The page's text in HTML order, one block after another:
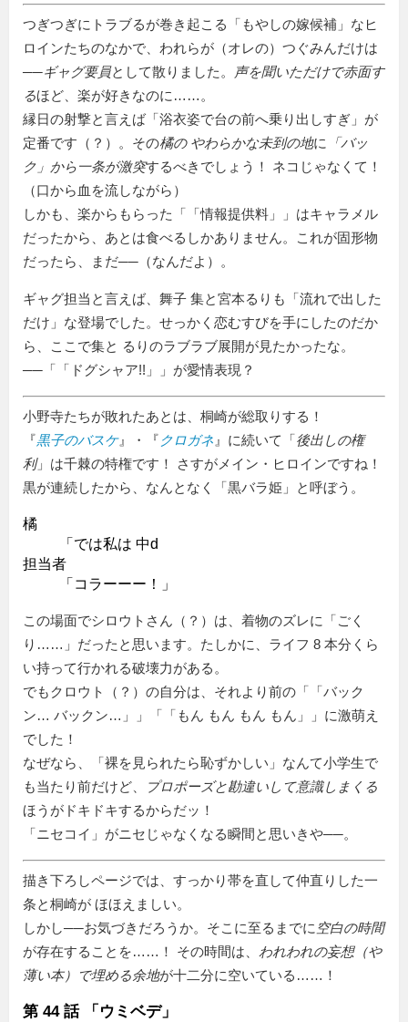
つぎつぎにトラブるが巻き起こる「もやしの嫁候補」なヒ
ロインたちのなかで、われらが（オレの）つぐみんだけは
──ギャグ要員として散りました。
声を聞いただけで赤面す
るほど、楽が好きなのに……。
縁日の射撃と言えば「浴衣姿で台の前へ乗り出しすぎ」が
定番です（？）。その橘の やわらかな未到の地に
「バッ
ク」から一条が激突するべきでしょう！ ネコじゃなくて！
（口から血を流しながら）
しかも、楽からもらった「
情報提供料
」はキャラメル
だったから、あとは食べるしかありません。これが固形物
だったら、まだ──（なんだよ）。
ギャグ担当と言えば、舞子 集と宮本るりも「流れで出した
だけ」な登場でした。せっかく恋むすびを手にしたのだか
ら、ここで集と るりのラブラブ展開が見たかったな。
──「
ドグシャア!! 」が愛情表現？
小野寺たちが敗れたあとは、桐崎が総取りする！
『黒子のバスケ』・『 クロガネ 』に続いて「後出しの権
利」は千棘の特権です！ さすがメイン・ヒロインですね！
黒が連続したから、なんとなく「黒バラ姫」と呼ぼう。
橘
「では私は 中d
担当者
「コラーーー！」
この場面でシロウトさん（？）は、着物のズレに「ごく
り……」だったと思います。たしかに、ライフ 8 本分くら
い持って行かれる破壊力がある。
でもクロウト（？）の自分は、それより前の「
バック
ン… バックン…
」「 もん もん もん もん
」に激萌え
でした！
なぜなら、「裸を見られたら恥ずかしい」なんて小学生で
も当たり前だけど、
プロポーズと勘違いして意識しまくる
ほうがドキドキするからだッ！
「ニセコイ」がニセじゃなくなる瞬間と思いきや──。
描き下ろしページでは、すっかり帯を直して仲直りした一
条と桐崎が ほほえましい。
しかし──お気づきだろうか。そこに至るまでに 空白の時間
が存在することを……！ その時間は、 われわれの妄想（や
薄い本）で埋める余地が十二分に空いている……！
第 44 話 「ウミベデ」